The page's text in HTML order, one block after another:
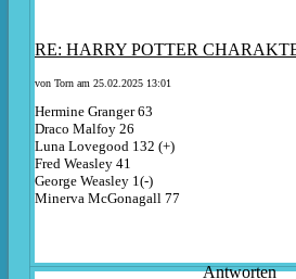
RE: HARRY POTTER
von Torn am 25.02.2025 13:01
Hermine Granger 63
Draco Malfoy 26
Luna Lovegood 132 (+)
Fred Weasley 41
George Weasley 1(-)
Minerva McGonagall 77
Antworten